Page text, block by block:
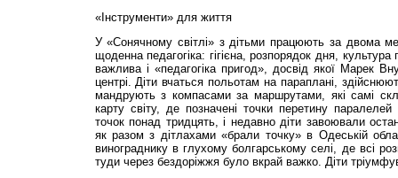
«Інструменти» для життя
У «Сонячному світлі» з дітьми працюють за двома
щоденна педагогіка: гігієна, розпорядок дня,
важлива і «педагогіка пригод», досвід якої Марек
центрі. Діти вчаться польотам на параплані,
мандрують з компасами за маршрутами, які самі
карту світу, де позначені точки перетину паралелей
точок понад тридцять, і недавно діти завоювали
як разом з дітлахами «брали точку» в Одеській
винограднику в глухому болгарському селі, де всі
туди через бездоріжжя було вкрай важко. Діти